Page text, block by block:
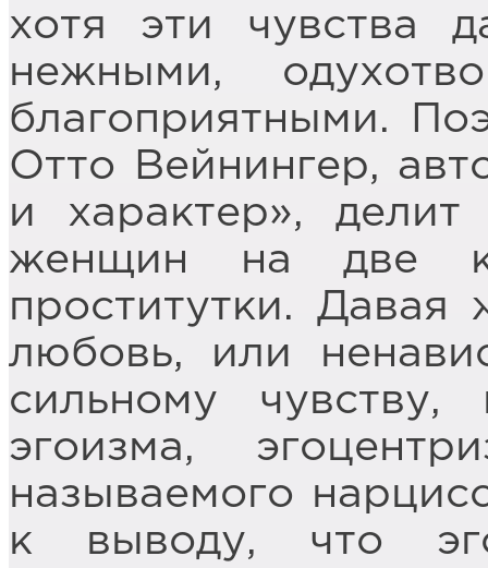
хотя эти чувства
нежными,
благоприятными.
Отто Вейнингер,
и характер», делит
женщин на две
проститутки.
любовь, или
сильному
эгоизма,
называемого
к выводу, что